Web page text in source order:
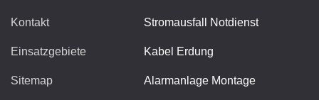
Kontakt
Einsatzgebiete
Sitemap
Stromausfall Notdienst
Kabel Erdung
Alarmanlage Montage